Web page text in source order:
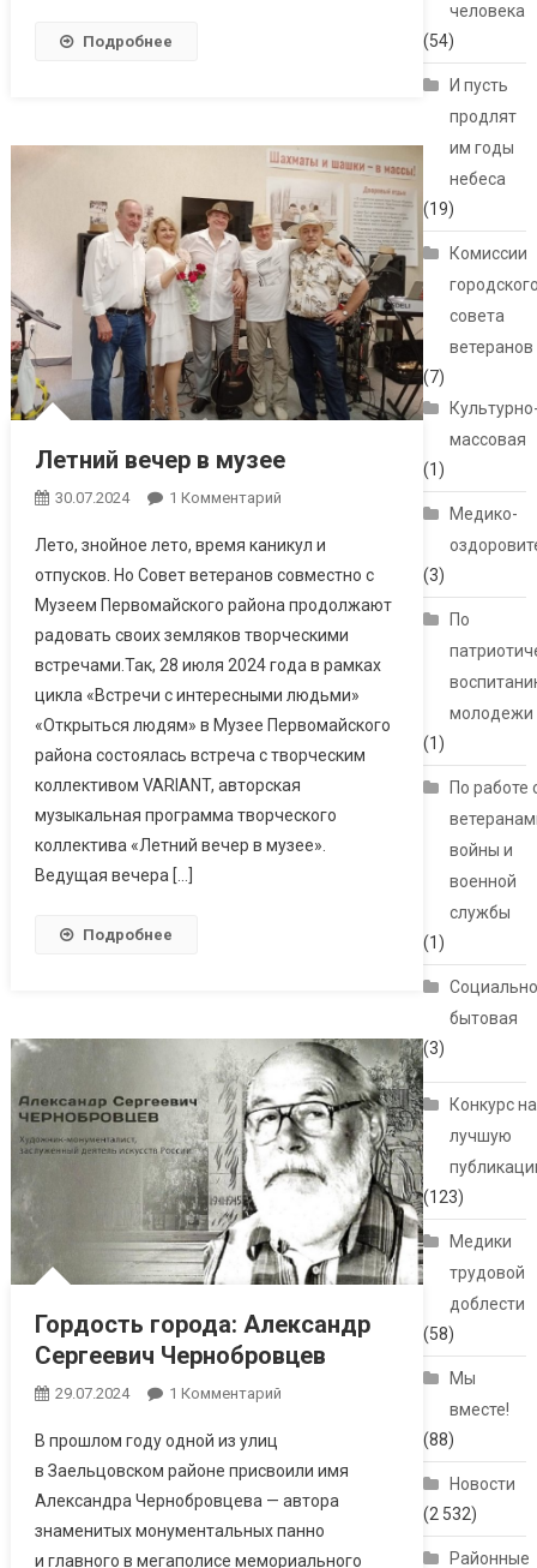
Подробнее
Летний вечер в музее
30.07.2024 1 Комментарий
Лето, знойное лето, время каникул и
отпусков. Но Совет ветеранов совместно с
Музеем Первомайского района продолжают
радовать своих земляков творческими
встречами.Так, 28 июля 2024 года в рамках
цикла «Встречи с интересными людьми»
«Открыться людям» в Музее Первомайского
района состоялась встреча с творческим
коллективом VARIANT, авторская
музыкальная программа творческого
коллектива «Летний вечер в музее».
Ведущая вечера […]
Подробнее
Гордость города: Александр
Сергеевич Чернобровцев
29.07.2024 1 Комментарий
Сергеевич
Чернобровцев
В прошлом году одной из улиц
в Заельцовском районе присвоили имя
Александра Чернобровцева — автора
знаменитых монументальных панно
и главного в мегаполисе мемориального
человека
(54)
И пусть
продлят
им годы
небеса
(19)
Комиссии
совета
ветеранов
(7)
массовая
(1)
Медико-
(3)
По
молодежи
(1)
По работе
войны и
военной
службы
(1)
бытовая
(3)
Конкурс на
лучшую
(123)
Медики
трудовой
доблести
(58)
Мы
вместе!
(88)
Новости
(2 532)
Районные